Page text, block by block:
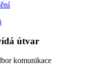
útvar
komunikace